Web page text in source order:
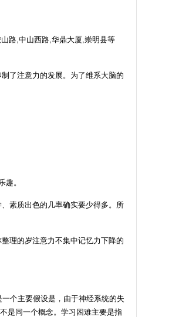
路,中山西路,华鼎大厦,崇明县等
了注意力的发展。为了维系大脑的
。
素质出色的几率确实要少得多。所
理的岁注意力不集中记忆力下降的
个主要假设是，由于神经系统的失
是同一个概念。学习困难主要是指